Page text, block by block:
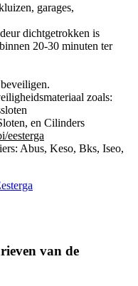
garages,
dichtgetrokken is
20-30 minuten ter
zoals:
en Cilinders
eesterga
Abus, Keso, Bks, Iseo,
van de